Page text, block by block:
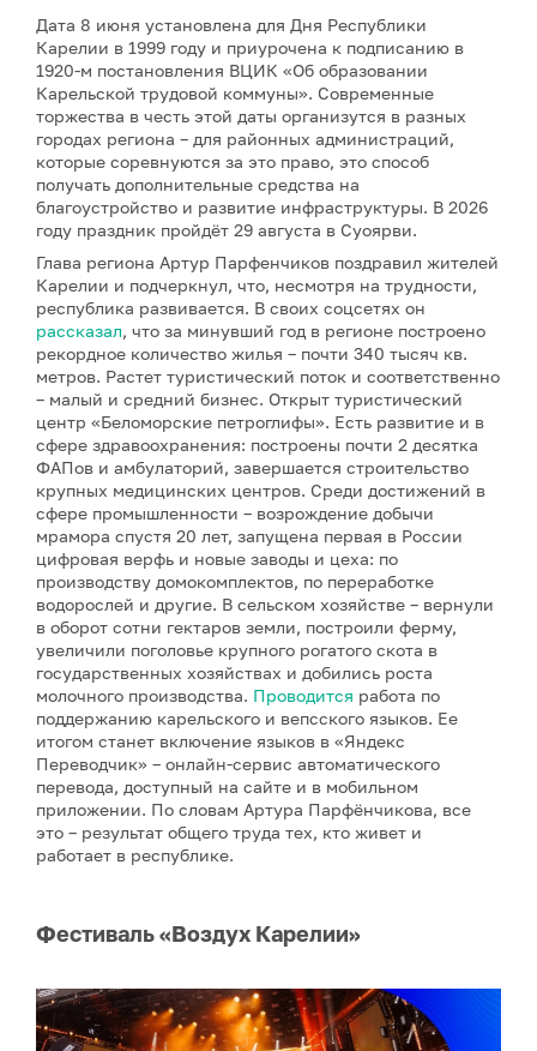
Дата 8 июня установлена для Дня Республики
Карелии в 1999 году и приурочена к подписанию в
1920-м постановления ВЦИК «Об образовании
Карельской трудовой коммуны». Современные
торжества в честь этой даты организутся в разных
городах региона – для районных администраций,
которые соревнуются за это право, это способ
получать дополнительные средства на
благоустройство и развитие инфраструктуры. В 2026
году праздник пройдёт 29 августа в Суоярви.
Глава региона Артур Парфенчиков поздравил жителей
Карелии и подчеркнул, что, несмотря на трудности,
республика развивается. В своих соцсетях он
рассказал, что за минувший год в регионе построено
рекордное количество жилья – почти 340 тысяч кв.
метров. Растет туристический поток и соответственно
– малый и средний бизнес. Открыт туристический
центр «Беломорские петроглифы». Есть развитие и в
сфере здравоохранения: построены почти 2 десятка
ФАПов и амбулаторий, завершается строительство
крупных медицинских центров. Среди достижений в
сфере промышленности – возрождение добычи
мрамора спустя 20 лет, запущена первая в России
цифровая верфь и новые заводы и цеха: по
производству домокомплектов, по переработке
водорослей и другие. В сельском хозяйстве – вернули
в оборот сотни гектаров земли, построили ферму,
увеличили поголовье крупного рогатого скота в
государственных хозяйствах и добились роста
молочного производства. Проводится работа по
поддержанию карельского и вепсского языков. Ее
итогом станет включение языков в «Яндекс
Переводчик» – онлайн‑сервис автоматического
перевода, доступный на сайте и в мобильном
приложении. По словам Артура Парфёнчикова, все
это – результат общего труда тех, кто живет и
работает в республике.
Фестиваль «Воздух Карелии»